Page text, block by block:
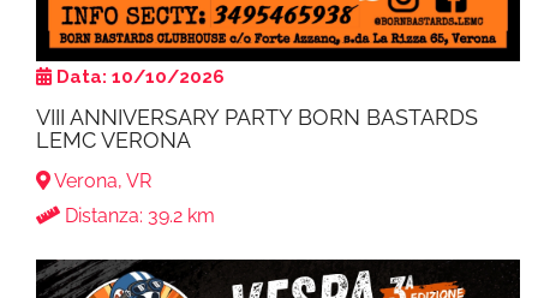
Data: 10/10/2026
VIII ANNIVERSARY PARTY BORN BASTARDS
LEMC VERONA
Verona, VR
Distanza: 39.2 km